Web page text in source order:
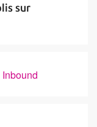
sur
Inbound